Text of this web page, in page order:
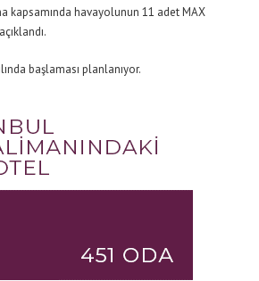
kapsamında havayolunun 11 adet MAX
başlaması planlanıyor.